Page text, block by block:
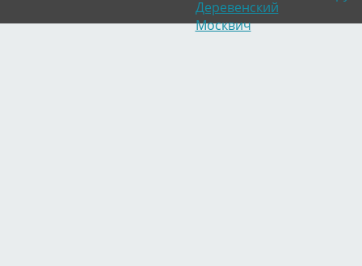
Деревенский
Москвич